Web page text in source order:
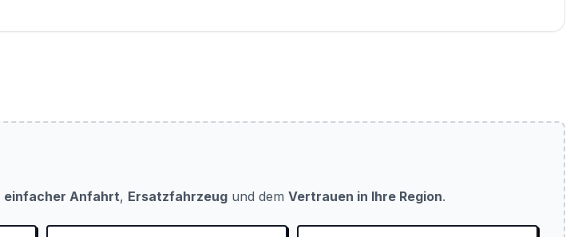
einfacher Anfahrt, Ersatzfahrzeug und dem Vertrauen in Ihre Region.